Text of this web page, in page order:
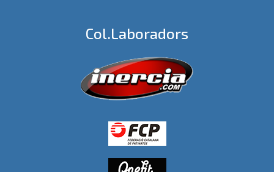
Col.laboradors